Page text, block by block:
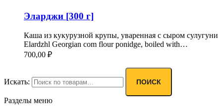
Эларджи [300 г]
Каша из кукурузной крупы, уваренная с сыром сулугуни
Elardzhl Georgian com flour ponidge, boiled with…
700,00 ₽
Искать: ПОИСК
Разделы меню